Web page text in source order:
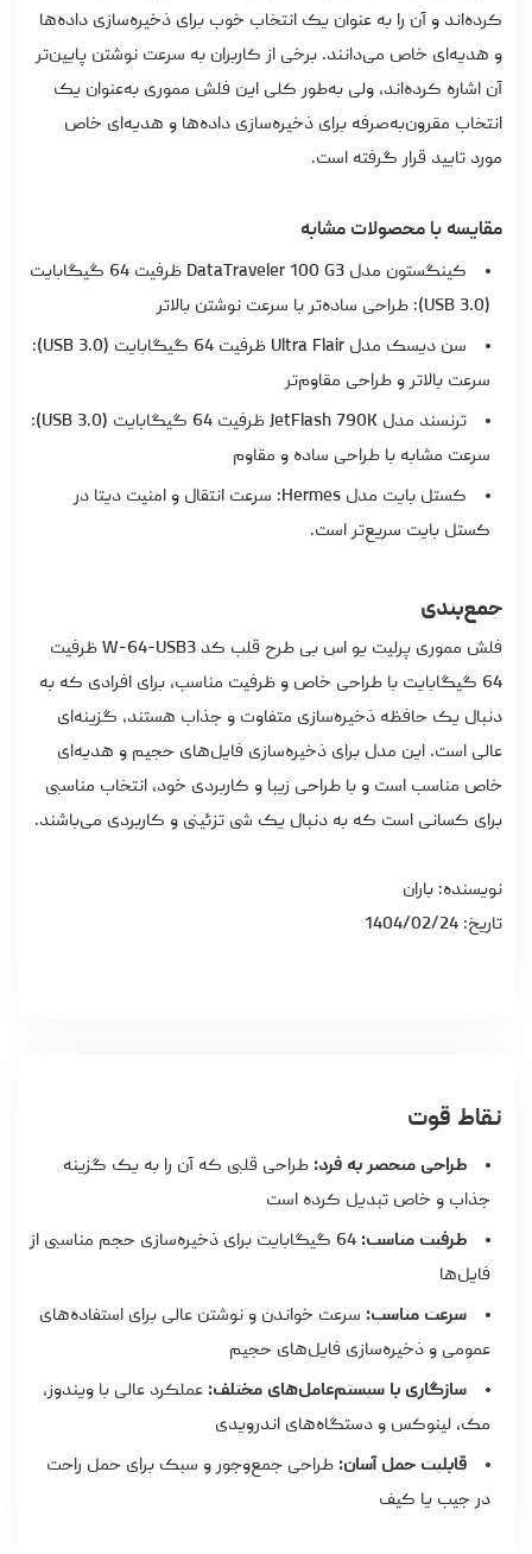
کرده‌اند و آن را به عنوان یک انتخاب خوب برای ذخیره‌سازی داده‌ها
و هدیه‌ای خاص می‌دانند. برخی از کاربران به سرعت نوشتن پایین‌تر
آن اشاره کرده‌اند، ولی به‌طور کلی این فلش مموری به‌عنوان یک
انتخاب مقرون‌به‌صرفه برای ذخیره‌سازی داده‌ها و هدیه‌ای خاص
مورد تایید قرار گرفته است.
مقایسه با محصولات مشابه
کینگستون مدل DataTraveler 100 G3 ظرفیت 64 گیگابایت
(USB 3.0): طراحی ساده‌تر با سرعت نوشتن بالاتر
سن دیسک مدل Ultra Flair ظرفیت 64 گیگابایت (USB 3.0):
سرعت بالاتر و طراحی مقاوم‌تر
ترنسند مدل JetFlash 790K ظرفیت 64 گیگابایت (USB 3.0):
سرعت مشابه با طراحی ساده و مقاوم
کستل بایت مدل Hermes: سرعت انتقال و امنیت دیتا در
کستل بایت سریع‌تر است.
جمع‌بندی
فلش مموری پرلیت یو اس بی طرح قلب کد W-64-USB3 ظرفیت
64 گیگابایت با طراحی خاص و ظرفیت مناسب، برای افرادی که به
دنبال یک حافظه ذخیره‌سازی متفاوت و جذاب هستند، گزینه‌ای
عالی است. این مدل برای ذخیره‌سازی فایل‌های حجیم و هدیه‌ای
خاص مناسب است و با طراحی زیبا و کاربردی خود، انتخاب مناسبی
برای کسانی است که به دنبال یک شی تزئینی و کاربردی می‌باشند.
نویسنده: باران
تاریخ: 1404/02/24
نقاط قوت
طراحی منحصر به فرد: طراحی قلبی که آن را به یک گزینه
جذاب و خاص تبدیل کرده است
ظرفیت مناسب:
64 گیگابایت برای ذخیره‌سازی حجم مناسبی از
فایل‌ها
سرعت مناسب: سرعت خواندن و نوشتن عالی برای استفاده‌های
عمومی و ذخیره‌سازی فایل‌های حجیم
سازگاری با سیستم‌عامل‌های مختلف: عملکرد عالی با ویندوز،
مک، لینوکس و دستگاه‌های اندرویدی
قابلیت حمل آسان: طراحی جمع‌وجور و سبک برای حمل راحت
در جیب یا کیف